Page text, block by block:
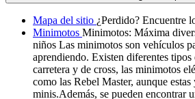
Mapa del sitio ¿Perdido? Encuentre
Minimotos Minimotos: Máxima
niños Las minimotos son vehículos
aprendiendo. Existen diferentes
carretera y de cross, las minimotos
como las Rebel Master, aunque estas
minis.Además, se pueden encontrar